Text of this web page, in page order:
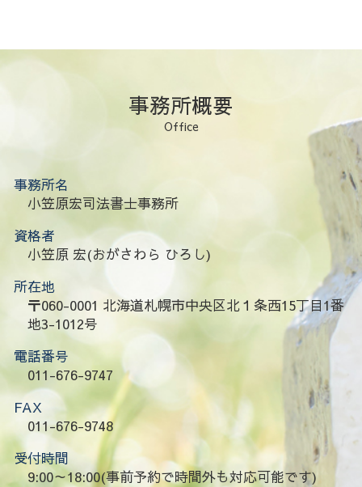
事務所概要
Office
事務所名
小笠原宏司法書士事務所
資格者
小笠原 宏(おがさわら ひろし)
所在地
〒060-0001 北海道札幌市中央区北１条西15丁目1番
地3-1012号
電話番号
011-676-9747
FAX
011-676-9748
受付時間
9:00～18:00(事前予約で時間外も対応可能です)